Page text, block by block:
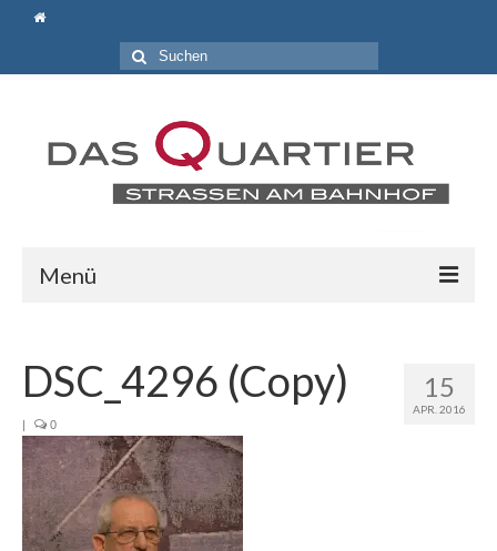
Suche
nach:
Menü
Wir über uns
attraktives Bahnhofsquartier e.V.“
Locations
Karte
15
APR. 2016
DSC_4296 (Copy)
| 0